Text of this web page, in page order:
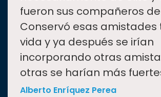
fueron sus compañeros
Conservó esas amistades
vida y ya después se irían
incorporando otras
otras se harían más
Alberto Enríquez Perea